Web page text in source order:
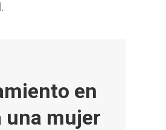
en
una mujer